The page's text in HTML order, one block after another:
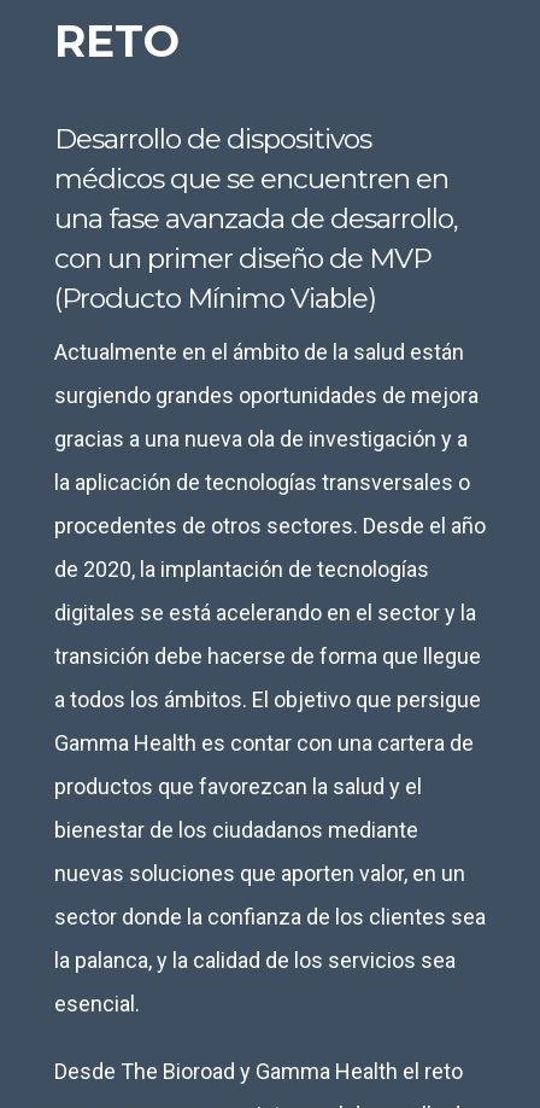
RETO
Desarrollo de dispositivos
médicos que se encuentren en
una fase avanzada de desarrollo,
con un primer diseño de MVP
(Producto Mínimo Viable)
Actualmente en el ámbito de la salud están
surgiendo grandes oportunidades de mejora
gracias a una nueva ola de investigación y a
la aplicación de tecnologías transversales o
procedentes de otros sectores. Desde el año
de 2020, la implantación de tecnologías
digitales se está acelerando en el sector y la
transición debe hacerse de forma que llegue
a todos los ámbitos. El objetivo que persigue
Gamma Health es contar con una cartera de
productos que favorezcan la salud y el
bienestar de los ciudadanos mediante
nuevas soluciones que aporten valor, en un
sector donde la confianza de los clientes sea
la palanca, y la calidad de los servicios sea
esencial.
Desde The Bioroad y Gamma Health el reto